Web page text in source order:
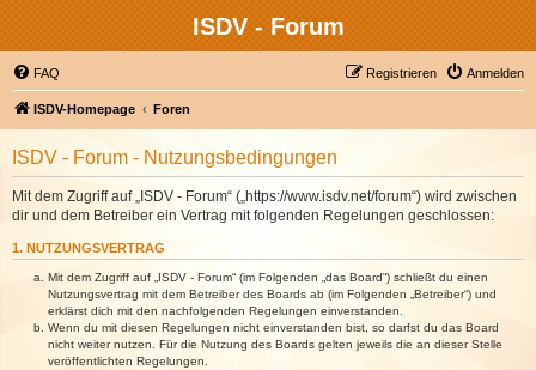
ISDV - Forum
FAQ Anmelden
Registrieren
ISDV-Homepage Foren
ISDV - Forum - Nutzungsbedingungen
Mit dem Zugriff auf „ISDV - Forum“ („https://www.isdv.net/forum“) wird zwischen
dir und dem Betreiber ein Vertrag mit folgenden Regelungen geschlossen:
1. NUTZUNGSVERTRAG
Mit dem Zugriff auf „ISDV - Forum“ (im Folgenden „das Board“) schließt du einen
Nutzungsvertrag mit dem Betreiber des Boards ab (im Folgenden „Betreiber“) und
erklärst dich mit den nachfolgenden Regelungen einverstanden.
Wenn du mit diesen Regelungen nicht einverstanden bist, so darfst du das Board
nicht weiter nutzen. Für die Nutzung des Boards gelten jeweils die an dieser Stelle
veröffentlichten Regelungen.